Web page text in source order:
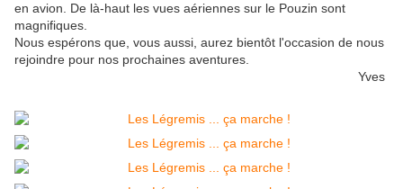
en avion. De là-haut les vues aériennes sur le Pouzin sont
magnifiques.
Nous espérons que, vous aussi, aurez bientôt l'occasion de nous
rejoindre pour nos prochaines aventures.
Yves